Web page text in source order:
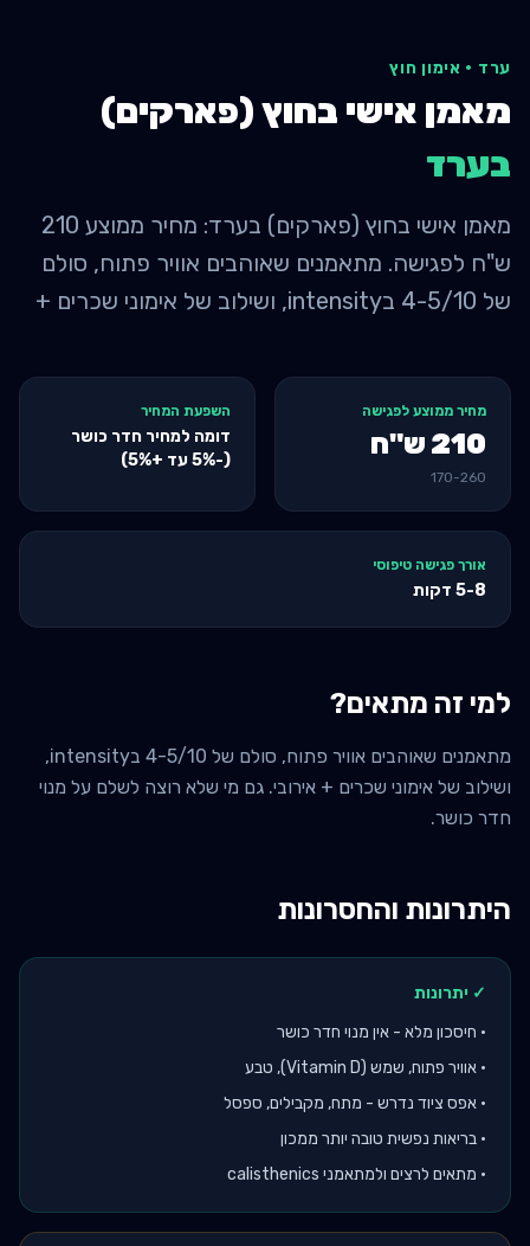
ערד · אימון חוץ
מאמן אישי בחוץ (פארקים)
בערד
מאמן אישי בחוץ (פארקים) בערד: מחיר ממוצע 210
ש"ח לפגישה. מתאמנים שאוהבים אוויר פתוח, סולם
של 4-5/10 בintensity, ושילוב של אימוני שכרים +
מחיר ממוצע לפגישה
210 ש"ח
170-260
השפעת המחיר
דומה למחיר חדר כושר
(-5% עד +5%)
אורך פגישה טיפוסי
5-8 דקות
למי זה מתאים?
מתאמנים שאוהבים אוויר פתוח, סולם של 4-5/10 בintensity,
ושילוב של אימוני שכרים + אירובי. גם מי שלא רוצה לשלם על מנוי
חדר כושר.
היתרונות והחסרונות
✓ יתרונות
• חיסכון מלא - אין מנוי חדר כושר
• אוויר פתוח, שמש (Vitamin D), טבע
• אפס ציוד נדרש - מתח, מקבילים, ספסל
• בריאות נפשית טובה יותר ממכון
• מתאים לרצים ולמתאמני calisthenics